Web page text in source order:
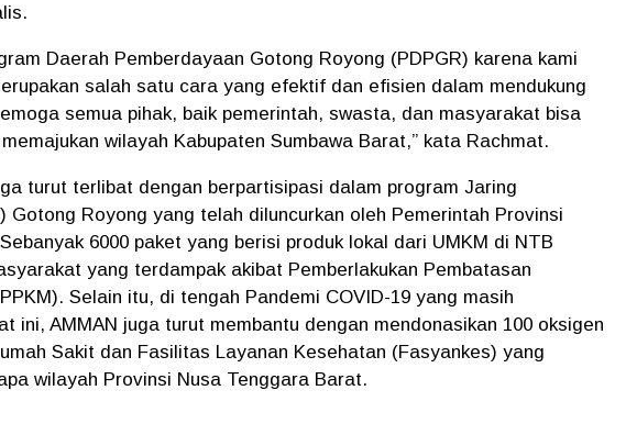
Daerah Pemberdayaan Gotong Royong (PDPGR) karena kami
salah satu cara yang efektif dan efisien dalam mendukung
semua pihak, baik pemerintah, swasta, dan masyarakat bisa
wilayah Kabupaten Sumbawa Barat,” kata Rachmat.
turut terlibat dengan berpartisipasi dalam program Jaring
Gotong Royong yang telah diluncurkan oleh Pemerintah Provinsi
6000 paket yang berisi produk lokal dari UMKM di NTB
yang terdampak akibat Pemberlakukan Pembatasan
Selain itu, di tengah Pandemi COVID-19 yang masih
ini, AMMAN juga turut membantu dengan mendonasikan 100 oksigen
Sakit dan Fasilitas Layanan Kesehatan (Fasyankes) yang
wilayah Provinsi Nusa Tenggara Barat.